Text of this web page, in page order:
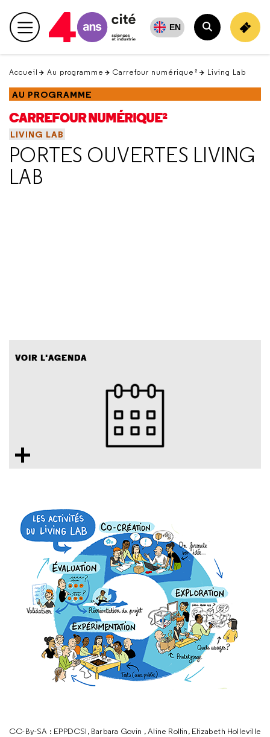
en
haut Menu principal EN
Rechercher
Accueil Au programme Carrefour numérique² Living Lab
AU PROGRAMME
CARREFOUR NUMÉRIQUE²
LIVING LAB
PORTES OUVERTES LIVING
LAB
VOIR L'AGENDA
CC-By-SA : EPPDCSI, Barbara Govin , Aline Rollin, Elizabeth Holleville